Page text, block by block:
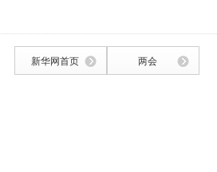
新华网首页 两会